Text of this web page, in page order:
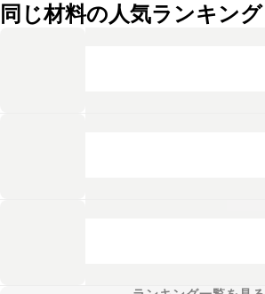
同じ材料の人気ランキング